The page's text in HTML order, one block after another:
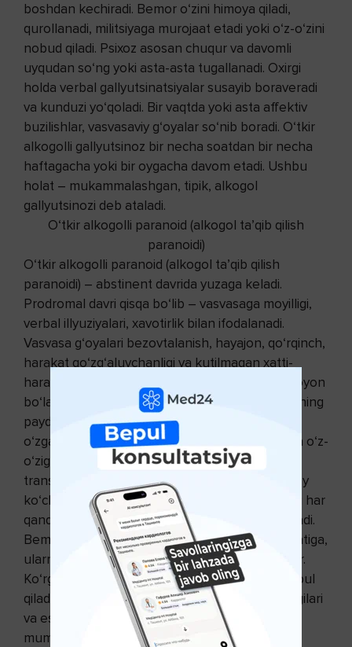
boshdan kechiradi. Bemor o‘zini himoya qiladi,
qurollanadi, militsiyaga murojaat etadi yoki o‘z-o‘zini
nobud qiladi. Psixoz asosan chuqur va davomli
uyqudan so‘ng yoki asta-asta tugallanadi. Oxirgi
holda verbal gallyutsinatsiyalar susayib boraveradi
va kunduzi yo‘qoladi. Bir vaqtda yoki asta affektiv
buzilishlar, vasvasaviy g‘oyalar so‘nib boradi. O‘tkir
alkogolli gallyutsinoz bir necha soatdan bir necha
haftagacha yoki bir oygacha davom etadi. Ushbu
holat – mukammalashgan, tipik, alkogol
gallyutsinozi deb ataladi.
O‘tkir alkogolli paranoid (alkogol ta’qib qilish
paranoidi)
O‘tkir alkogolli paranoid (alkogol ta’qib qilish
paranoidi) – abstinent davrida yuzaga keladi.
Prodromal davri qisqa bo‘lib – vasvasaga moyilligi,
verbal illyuziyalari, xavotirlik bilan ifodalanadi.
Vasvasa g‘oyalari bezovtalanish, hayajon, qo‘rqinch,
harakat qo‘zg‘aluvchanligi va kutilmagan xatti-
harakatlar bilan chambarchas bog‘liqlikda namoyon
bo‘ladi. Tez orada ko‘rish va eshitish illyuziyalarining
paydo bo‘lishi kuzatiladi. Bemor xatti-harakati
o‘zgaradi, u ta’qibchilardan qochishi, sarosimada o‘z-
o‘ziga jismoniy shikast yetkazishi, harakatdagi
transport vositasidan sakrashi, sovuqqa qaramay
ko‘chaga chiqib ketishi mumkin. Unga yaqinidagi har
qanday notanish kishi ta’qibchi bo‘lib tuyulaveradi.
Bemor atrofdagilarning mimikasiga, xatti-harakatiga,
ularning so‘z va gaplariga e’tibor bilan qaraydilar.
Ko‘rgan va eshitganlarini o‘ziga taalluqli deb qabul
qiladilar. Kechki payt va yarim tunda delirioz belgilari
va eshitish gallyutsinatsiyalari paydo bo‘lishi
mumkin. Bu holat bir necha kundan bir necha